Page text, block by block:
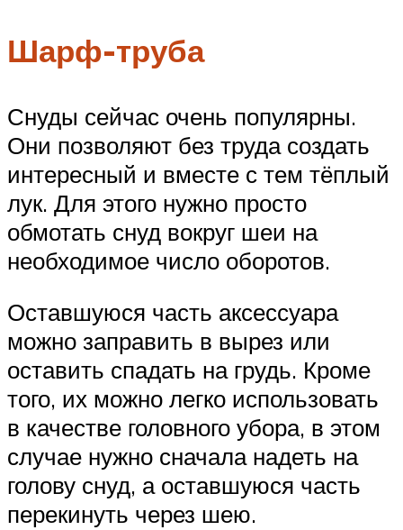
Шарф-труба
Снуды сейчас очень популярны.
Они позволяют без труда создать
интересный и вместе с тем тёплый
лук. Для этого нужно просто
обмотать снуд вокруг шеи на
необходимое число оборотов.
Оставшуюся часть аксессуара
можно заправить в вырез или
оставить спадать на грудь. Кроме
того, их можно легко использовать
в качестве головного убора, в этом
случае нужно сначала надеть на
голову снуд, а оставшуюся часть
перекинуть через шею.